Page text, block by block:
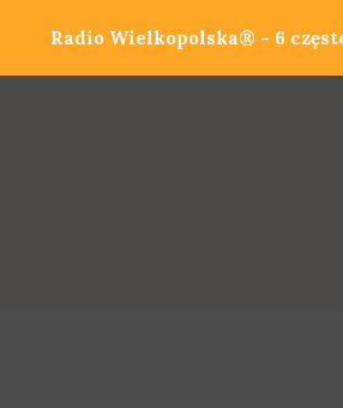
Radio Wielkopolska® - 6